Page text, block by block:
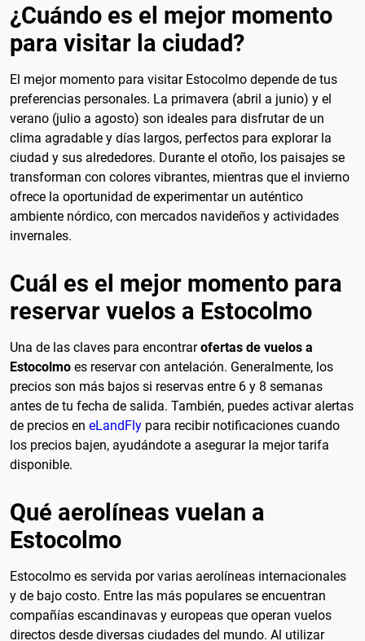
¿Cuándo es el mejor momento
para visitar la ciudad?
El mejor momento para visitar Estocolmo depende de tus
preferencias personales. La primavera (abril a junio) y el
verano (julio a agosto) son ideales para disfrutar de un
clima agradable y días largos, perfectos para explorar la
ciudad y sus alrededores. Durante el otoño, los paisajes se
transforman con colores vibrantes, mientras que el invierno
ofrece la oportunidad de experimentar un auténtico
ambiente nórdico, con mercados navideños y actividades
invernales.
Cuál es el mejor momento para
reservar vuelos a Estocolmo
Una de las claves para encontrarofertas de vuelos a
Estocolmo es reservar con antelación. Generalmente, los
precios son más bajos si reservas entre 6 y 8 semanas
antes de tu fecha de salida. También, puedes activar alertas
de precios en eLandFly para recibir notificaciones cuando
los precios bajen, ayudándote a asegurar la mejor tarifa
disponible.
Qué aerolíneas vuelan a
Estocolmo
Estocolmo es servida por varias aerolíneas internacionales
y de bajo costo. Entre las más populares se encuentran
compañías escandinavas y europeas que operan vuelos
directos desde diversas ciudades del mundo. Al utilizar